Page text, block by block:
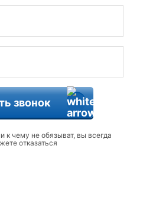
звонок
к чему не обязыват, вы всегда
отказаться